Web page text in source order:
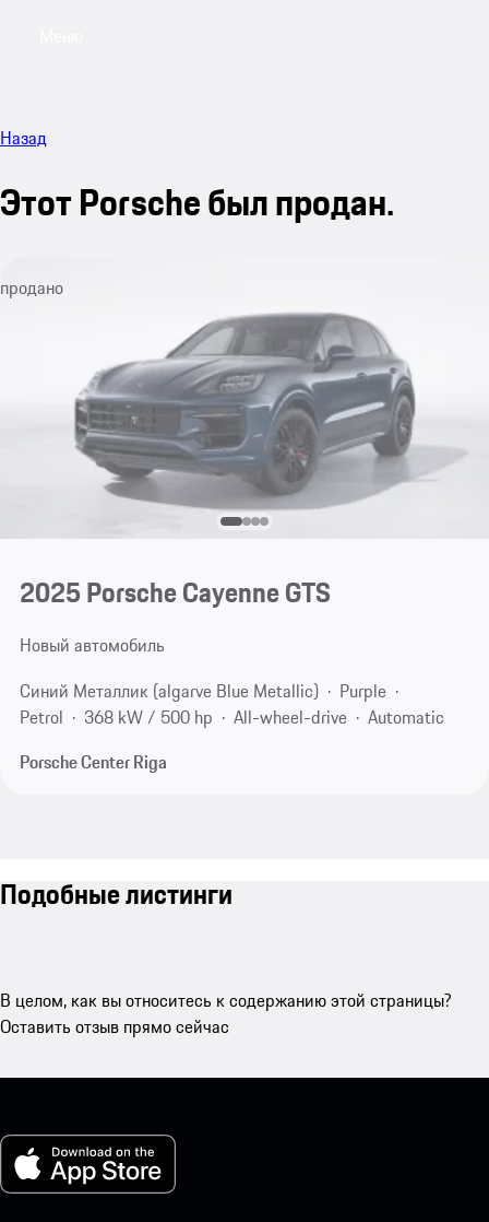
Назад
Этот Porsche был продан.
продано
2025 Porsche Cayenne GTS
Новый автомобиль
Синий Металлик (algarve Blue Metallic)
Purple
Petrol
368 kW / 500 hp All-wheel-drive
Automatic
Porsche Center Riga
Подобные листинги
В целом, как вы относитесь к содержанию этой страницы?
Оставить отзыв прямо сейчас